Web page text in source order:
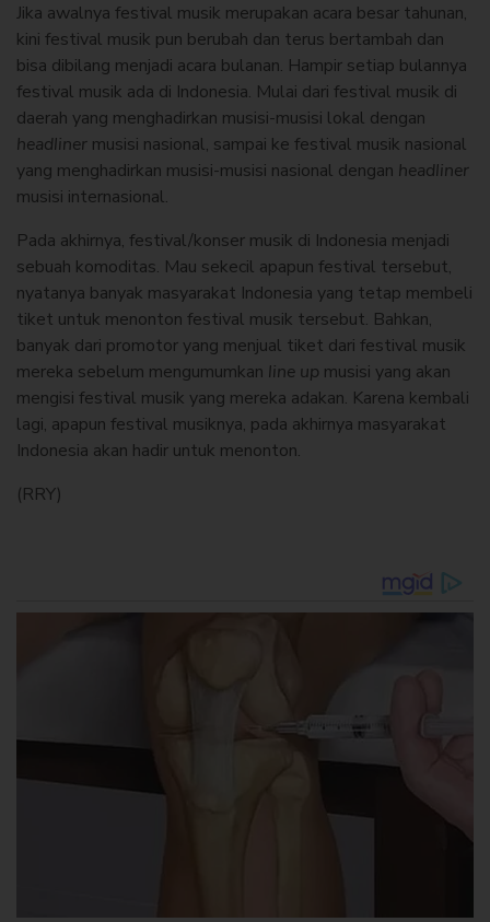
Jika awalnya festival musik merupakan acara besar tahunan,
kini festival musik pun berubah dan terus bertambah dan
bisa dibilang menjadi acara bulanan. Hampir setiap bulannya
festival musik ada di Indonesia. Mulai dari festival musik di
daerah yang menghadirkan musisi-musisi lokal dengan
headliner musisi nasional, sampai ke festival musik nasional
yang menghadirkan musisi-musisi nasional dengan headliner
musisi internasional.
Pada akhirnya, festival/konser musik di Indonesia menjadi
sebuah komoditas. Mau sekecil apapun festival tersebut,
nyatanya banyak masyarakat Indonesia yang tetap membeli
tiket untuk menonton festival musik tersebut. Bahkan,
banyak dari promotor yang menjual tiket dari festival musik
mereka sebelum mengumumkan line up musisi yang akan
mengisi festival musik yang mereka adakan. Karena kembali
lagi, apapun festival musiknya, pada akhirnya masyarakat
Indonesia akan hadir untuk menonton.
(RRY)